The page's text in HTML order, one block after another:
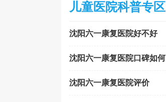
儿童医院科普专区
沈阳六一康复医院好不好
沈阳六一康复医院口碑如何
沈阳六一康复医院评价